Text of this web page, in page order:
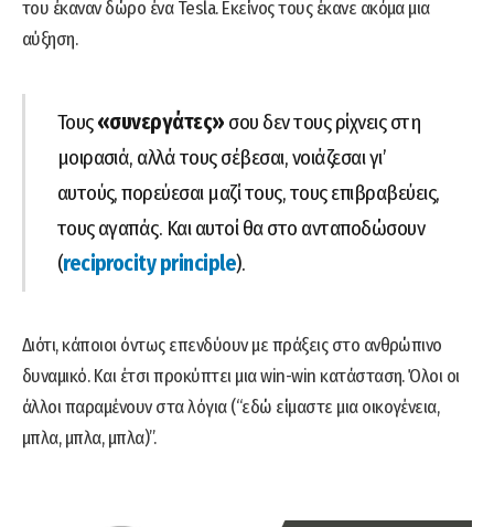
του έκαναν δώρο ένα Tesla. Εκείνος τους έκανε ακόμα μια
αύξηση.
Τους«συνεργάτες» σου δεν τους ρίχνεις στη
μοιρασιά, αλλά τους σέβεσαι, νοιάζεσαι γι’
αυτούς, πορεύεσαι μαζί τους, τους επιβραβεύεις,
τους αγαπάς. Και αυτοί θα στο ανταποδώσουν
(reciprocity principle).
Διότι, κάποιοι όντως επενδύουν με πράξεις στο ανθρώπινο
δυναμικό. Και έτσι προκύπτει μια win-win κατάσταση. Όλοι οι
άλλοι παραμένουν στα λόγια (“εδώ είμαστε μια οικογένεια,
μπλα, μπλα, μπλα)”.